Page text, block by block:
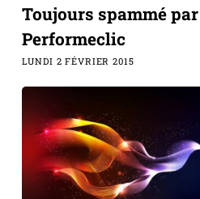
Toujours spammé
Performeclic
LUNDI 2 FÉVRIER 2015